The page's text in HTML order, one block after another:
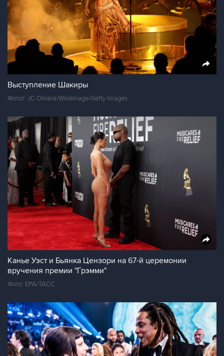
Выступление Шакиры
Фотот: JC Olivera/WireImage/Getty Images
Канье Уэст и Бьянка Цензори на 67-й церемонии
вручения премии "Грэмми"
Фото: ЕРА/ТАСС